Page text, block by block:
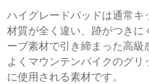
ハイグレードパッドは通常キ
材質が全く違い、跡がつきに
ーブ素材で引き締まった高級
よくマウンテンバイクのグ
に使用される素材です。